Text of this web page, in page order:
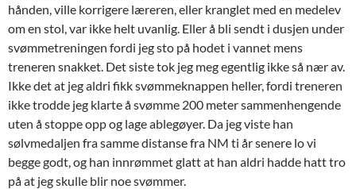
hånden, ville korrigere læreren, eller kranglet med en medelev
om en stol, var ikke helt uvanlig. Eller å bli sendt i dusjen under
svømmetreningen fordi jeg sto på hodet i vannet mens
treneren snakket. Det siste tok jeg meg egentlig ikke så nær av.
Ikke det at jeg aldri fikk svømmeknappen heller, fordi treneren
ikke trodde jeg klarte å svømme 200 meter sammenhengende
uten å stoppe opp og lage ablegøyer. Da jeg viste han
sølvmedaljen fra samme distanse fra NM ti år senere lo vi
begge godt, og han innrømmet glatt at han aldri hadde hatt tro
på at jeg skulle blir noe svømmer.